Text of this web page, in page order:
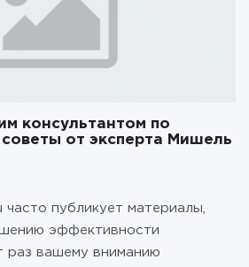
консультантом по
от эксперта Мишель
часто публикует материалы,
эффективности
раз вашему вниманию